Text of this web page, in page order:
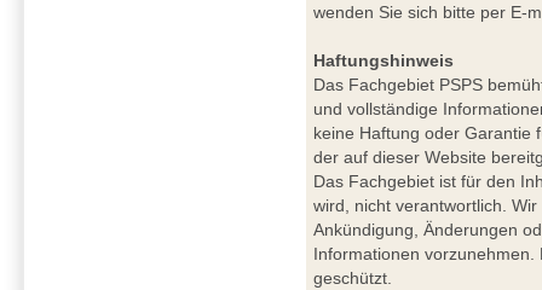
wenden Sie sich bitte per E-
Haftungshinweis
Das Fachgebiet PSPS
und vollständige
keine Haftung oder Garantie
der auf dieser Website
Das Fachgebiet ist für den
wird, nicht verantwortlich.
Ankündigung, Änderungen
Informationen
geschützt.